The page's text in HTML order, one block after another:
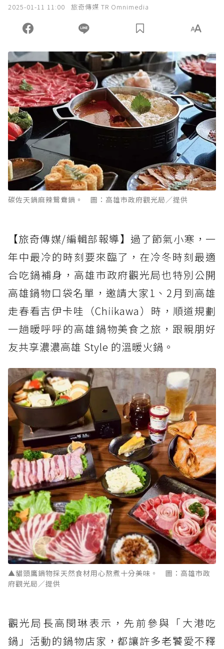
2025-01-11 11:00 旅奇傳媒 TR Omnimedia
碳佐天鍋麻辣鴛鴦鍋。 圖：高雄市政府觀光局／提供
【旅奇傳媒/編輯部報導】過了節氣小寒，一
年中最冷的時刻要來臨了，在冷冬時刻最適
合吃鍋補身，高雄市政府觀光局也特別公開
高雄鍋物口袋名單，邀請大家1、2月到高雄
走春看吉伊卡哇（Chiikawa）時，順道規劃
一趟暖呼呼的高雄鍋物美食之旅，跟親朋好
友共享濃濃高雄 Style 的溫暖火鍋。
▲貓頭鷹鍋物採天然食材用心熬煮十分美味。 圖：高雄市政
府觀光局／提供
觀光局長高閔琳表示，先前參與「大港吃
鍋」活動的鍋物店家，都讓許多老饕愛不釋